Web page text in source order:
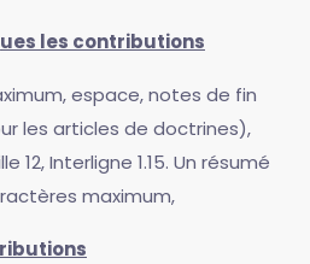
les contributions
espace, notes de fin
les articles de doctrines),
12, Interligne 1.15. Un résumé
maximum,